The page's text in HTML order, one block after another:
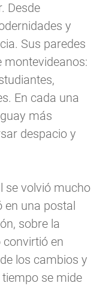
Desde
y
Sus paredes
montevideanos:
En cada una
más
despacio y
se volvió mucho
una postal
sobre la
convirtió en
los cambios y
se mide